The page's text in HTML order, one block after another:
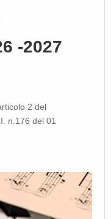
-2027
2 del
n.176 del 01